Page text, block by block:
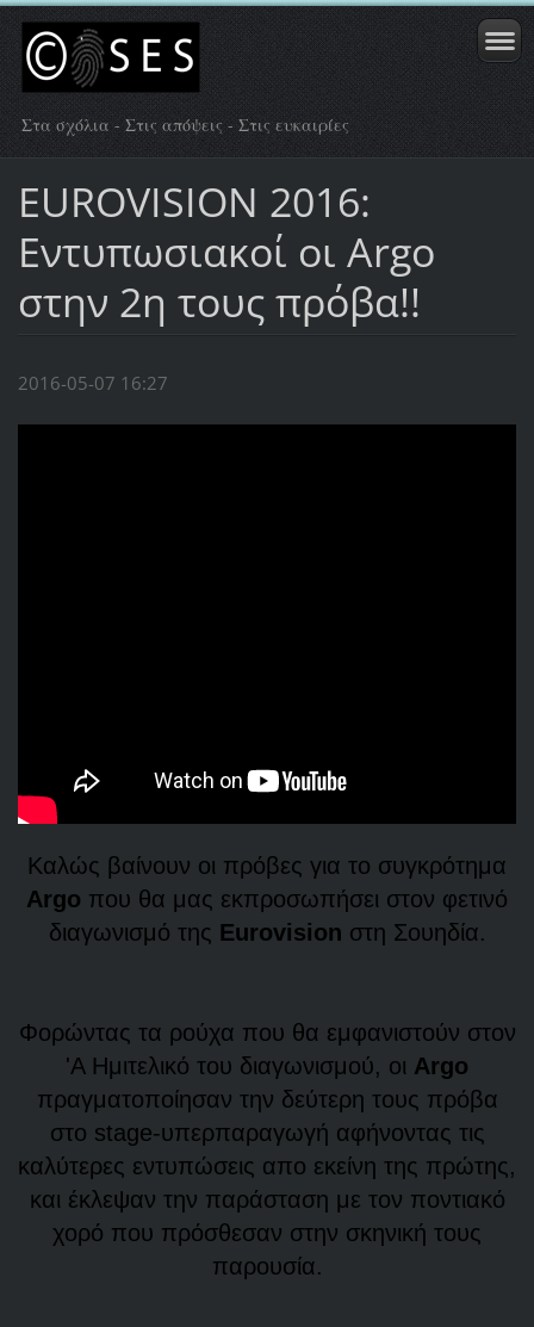
Στα σχόλια - Στις απόψεις - Στις ευκαιρίες
EUROVISION 2016:
Εντυπωσιακοί οι Argo
στην 2η τους πρόβα!!
2016-05-07 16:27
Καλώς βαίνουν οι πρόβες για το συγκρότημα
Argo που θα μας εκπροσωπήσει στον φετινό
διαγωνισμό της Eurovision στη Σουηδία.
Φορώντας τα ρούχα που θα εμφανιστούν στον
'Α Ημιτελικό του διαγωνισμού, οι Argo
πραγματοποίησαν την δεύτερη τους πρόβα
στο stage-υπερπαραγωγή αφήνοντας τις
καλύτερες εντυπώσεις απο εκείνη της πρώτης,
και έκλεψαν την παράσταση με τον ποντιακό
χορό που πρόσθεσαν στην σκηνική τους
παρουσία.